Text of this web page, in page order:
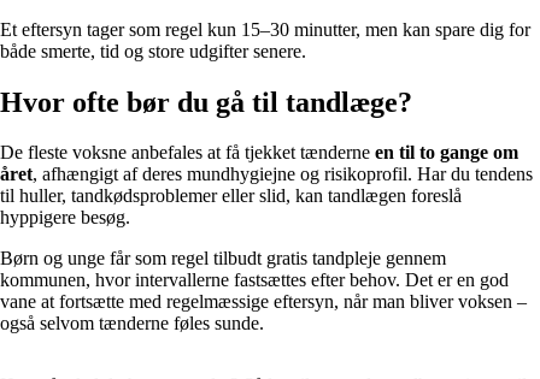
Et eftersyn tager som regel kun 15–30 minutter, men kan spare dig for
både smerte, tid og store udgifter senere.
Hvor ofte bør du gå til tandlæge?
De fleste voksne anbefales at få tjekket tænderne en til to gange om
året, afhængigt af deres mundhygiejne og risikoprofil. Har du tendens
til huller, tandkødsproblemer eller slid, kan tandlægen foreslå
hyppigere besøg.
Børn og unge får som regel tilbudt gratis tandpleje gennem
kommunen, hvor intervallerne fastsættes efter behov. Det er en god
vane at fortsætte med regelmæssige eftersyn, når man bliver voksen –
også selvom tænderne føles sunde.